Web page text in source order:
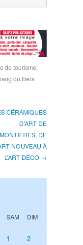
de tourisme,
rang du fliers
CÉRAMIQUES
D’ART DE
MONTIÈRES, DE
NOUVEAU À
L’ART DÉCO →
SAM DIM
1 2